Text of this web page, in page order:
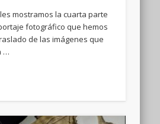
mostramos la cuarta parte
fotográfico que hemos
de las imágenes que
…